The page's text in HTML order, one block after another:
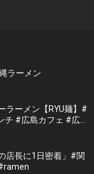
ラーメン
ラーメン【RYU麺】#
#広島カフェ #広島
#hiroshima
店長に1日密着」#関